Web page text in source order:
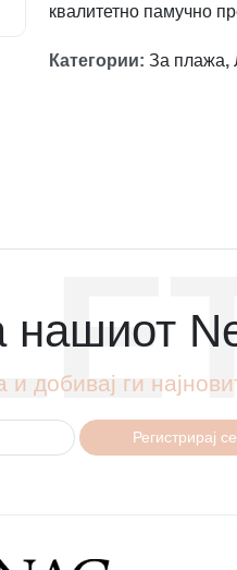
квалитетно памучно
Категории: За плажа,
нашиот
и добивај ги
Регистрирај се